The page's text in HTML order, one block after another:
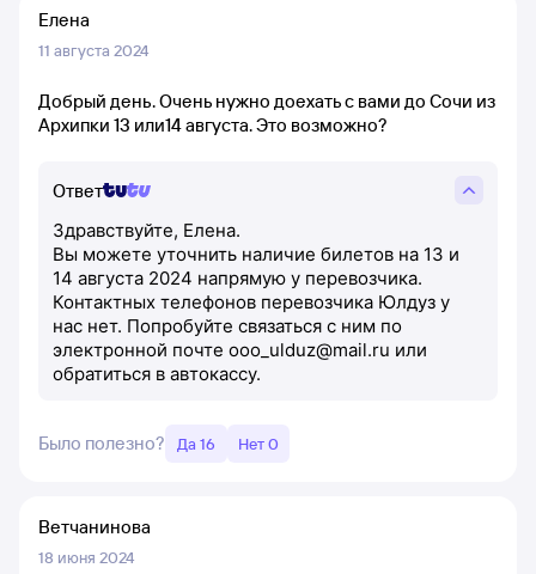
Елена
11 августа 2024
Добрый день. Очень нужно доехать с вами до Сочи из
Архипки 13 или14 августа. Это возможно?
Ответ
Здравствуйте, Елена.
Вы можете уточнить наличие билетов на 13 и
14 августа 2024 напрямую у перевозчика.
Контактных телефонов перевозчика Юлдуз у
нас нет. Попробуйте связаться с ним по
электронной почте ooo_ulduz@mail.ru или
обратиться в автокассу.
Было полезно? Да 16 Нет 0
Ветчанинова
18 июня 2024